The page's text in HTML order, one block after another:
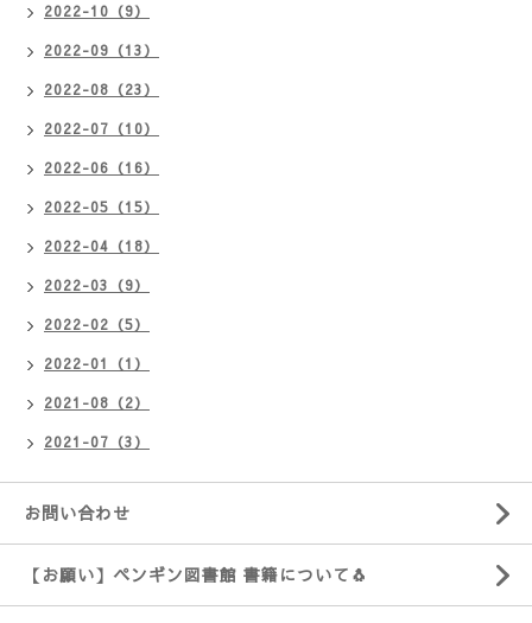
2022-10（9）
2022-09（13）
2022-08（23）
2022-07（10）
2022-06（16）
2022-05（15）
2022-04（18）
2022-03（9）
2022-02（5）
2022-01（1）
2021-08（2）
2021-07（3）
お問い合わせ
【お願い】ペンギン図書館 書籍について🐧